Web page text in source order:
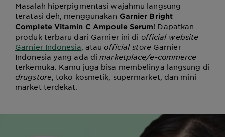
Masalah hiperpigmentasi wajahmu langsung
teratasi deh, menggunakan Garnier Bright
Complete Vitamin C Ampoule Serum! Dapatkan
produk terbaru dari Garnier ini di official website
Garnier Indonesia, atauofficial store Garnier
Indonesia yang ada dimarketplace/e-commerce
terkemuka. Kamu juga bisa membelinya langsung di
drugstore, toko kosmetik, supermarket, dan mini
market terdekat.